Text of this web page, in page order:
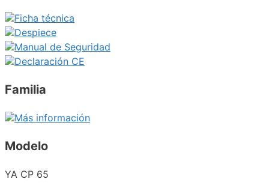
Ficha técnica
Despiece
Manual de Seguridad
Declaración CE
Familia
Más información
Modelo
YA CP 65